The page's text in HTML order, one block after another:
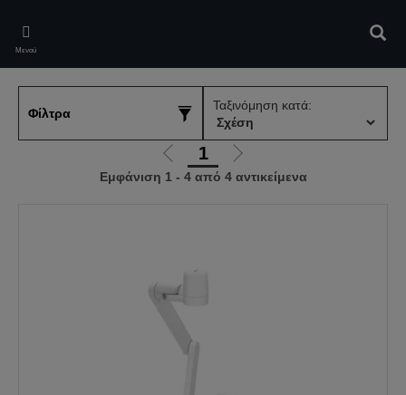
main
content
Μενού
Φίλτρα
Ταξινόμηση κατά:
Μετάβαση
στην
1
Μετάβαση
στην
Εμφάνιση 1 - 4 από 4 αντικείμενα